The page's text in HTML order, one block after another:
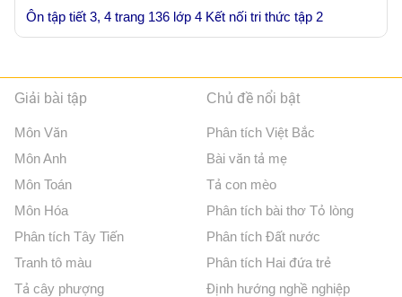
Ôn tập tiết 3, 4 trang 136 lớp 4 Kết nối tri thức tập 2
Giải bài tập
Môn Văn
Môn Anh
Môn Toán
Môn Hóa
Phân tích Tây Tiến
Tranh tô màu
Tả cây phượng
Chủ đề nổi bật
Phân tích Việt Bắc
Bài văn tả mẹ
Tả con mèo
Phân tích bài thơ Tỏ lòng
Phân tích Đất nước
Phân tích Hai đứa trẻ
Định hướng nghề nghiệp